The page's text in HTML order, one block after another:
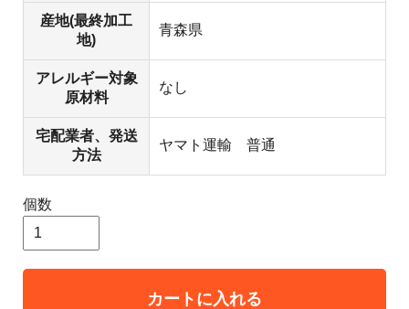
産地(最終加工
地)
青森県
アレルギー対象
原材料
なし
宅配業者、発送
方法
ヤマト運輸 普通
個数
カートに入れる